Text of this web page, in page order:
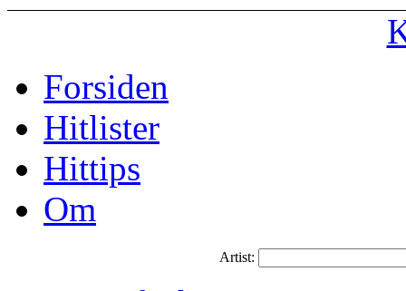
Forsiden
Hitlister
Hittips
Om
Artist: